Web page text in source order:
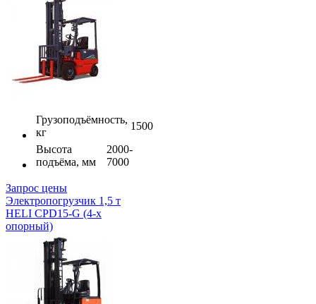
Грузоподъёмность,
кг
1500
Высота
подъёма, мм
2000-
7000
Запрос цены
Электропогрузчик 1,5 т
HELI CPD15-G (4-х
опорный)